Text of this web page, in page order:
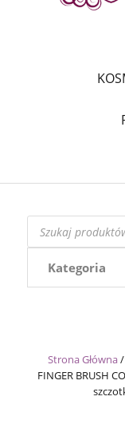
Wyszukiwarka
produktów
Strona Główna/
FINGER BRUSH